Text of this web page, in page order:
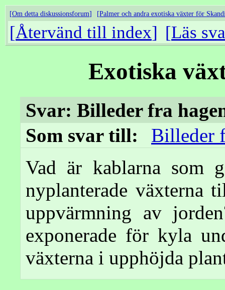
Om detta diskussionsforum Palmer och andra exotiska växter för
Återvänd till index Läs
Exotiska
Svar: Billeder fra
Som svar till:
Billeder
Vad är kablarna som
nyplanterade växterna
uppvärmning av
exponerade för kyla
växterna i upphöjda